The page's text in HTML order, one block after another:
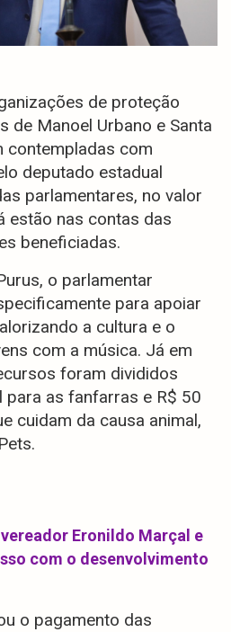
de proteção
de Manoel Urbano e Santa
contempladas com
deputado estadual
parlamentares, no valor
estão nas contas das
beneficiadas.
o parlamentar
para apoiar
a cultura e o
com a música. Já em
foram divididos
para as fanfarras e R$ 50
cuidam da causa animal,
Eronildo Marçal e
com o desenvolvimento
o pagamento das